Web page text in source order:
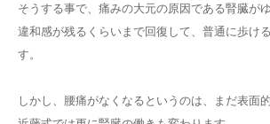
そうする事で、痛みの大元の原因である腎臓が
違和感が残るくらいまで回復して、普通に歩け
す。
しかし、腰痛がなくなるというのは、まだ表面